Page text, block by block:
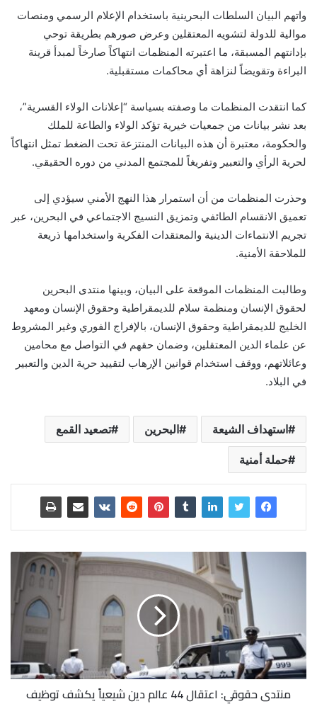
واتهم البيان السلطات البحرينية باستخدام الإعلام الرسمي ومنصات
موالية للدولة لتشويه المعتقلين وعرض صورهم بطريقة توحي
بإدانتهم المسبقة، ما اعتبرته المنظمات انتهاكاً صارخاً لمبدأ قرينة
البراءة وتقويضاً لنزاهة أي محاكمات مستقبلية.
كما انتقدت المنظمات ما وصفته بسياسة “إعلانات الولاء القسرية”،
بعد نشر بيانات من جمعيات خيرية تؤكد الولاء والطاعة للملك
والحكومة، معتبرة أن هذه البيانات المنتزعة تحت الضغط تمثل انتهاكاً
لحرية الرأي والتعبير وتفريغاً للمجتمع المدني من دوره الحقيقي.
وحذرت المنظمات من أن استمرار هذا النهج الأمني سيؤدي إلى
تعميق الانقسام الطائفي وتمزيق النسيج الاجتماعي في البحرين، عبر
تجريم الانتماءات الدينية والمعتقدات الفكرية واستخدامها ذريعة
للملاحقة الأمنية.
وطالبت المنظمات الموقعة على البيان، وبينها منتدى البحرين
لحقوق الإنسان ومنظمة سلام للديمقراطية وحقوق الإنسان ومعهد
الخليج للديمقراطية وحقوق الإنسان، بالإفراج الفوري وغير المشروط
عن علماء الدين المعتقلين، وضمان حقهم في التواصل مع محامين
وعائلاتهم، ووقف استخدام قوانين الإرهاب لتقييد حرية الدين والتعبير
في البلاد.
استهداف الشيعة البحرين تصعيد القمع
حملة أمنية
منتدى حقوقي: اعتقال 44 عالم دين شيعياً يكشف توظيف